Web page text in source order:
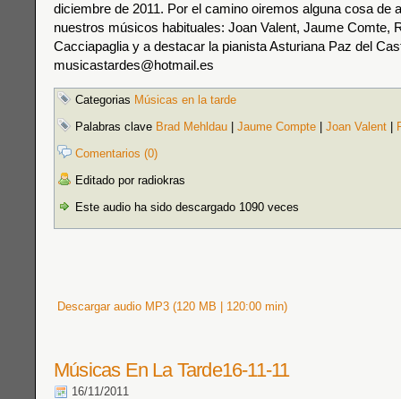
diciembre de 2011. Por el camino oiremos alguna cosa de
nuestros músicos habituales: Joan Valent, Jaume Comte,
Cacciapaglia y a destacar la pianista Asturiana Paz del
musicastardes@hotmail.es
Categorias Músicas en la tarde
Palabras clave Brad Mehldau Jaume Compte Joan Valent
Comentarios (0)
Editado por radiokras
Este audio ha sido descargado 1090 veces
Descargar audio MP3 (120 MB | 120:00 min)
Músicas En La Tarde16-11-11
16/11/2011